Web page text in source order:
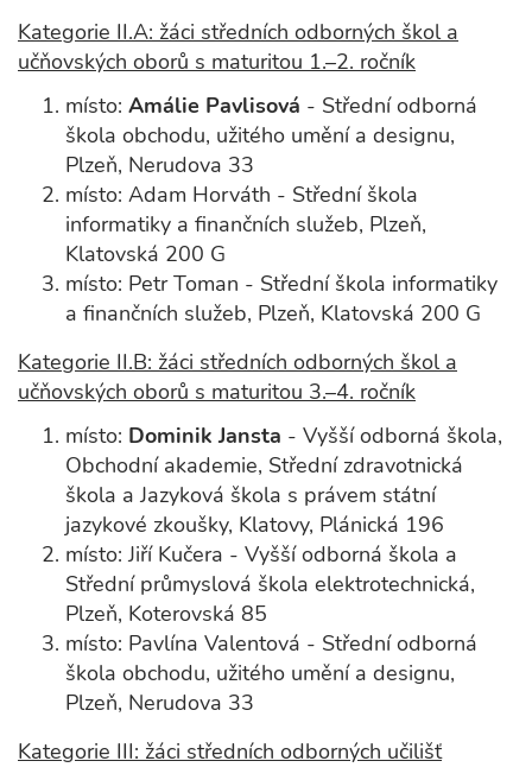
Kategorie II.A: žáci středních odborných škol a
učňovských oborů s maturitou 1.–2. ročník
místo: Amálie Pavlisová - Střední odborná
škola obchodu, užitého umění a designu,
Plzeň, Nerudova 33
místo: Adam Horváth - Střední škola
informatiky a finančních služeb, Plzeň,
Klatovská 200 G
místo: Petr Toman - Střední škola informatiky
a finančních služeb, Plzeň, Klatovská 200 G
Kategorie II.B: žáci středních odborných škol a
učňovských oborů s maturitou 3.–4. ročník
místo: Dominik Jansta - Vyšší odborná škola,
Obchodní akademie, Střední zdravotnická
škola a Jazyková škola s právem státní
jazykové zkoušky, Klatovy, Plánická 196
místo: Jiří Kučera - Vyšší odborná škola a
Střední průmyslová škola elektrotechnická,
Plzeň, Koterovská 85
místo: Pavlína Valentová - Střední odborná
škola obchodu, užitého umění a designu,
Plzeň, Nerudova 33
Kategorie III: žáci středních odborných učilišť